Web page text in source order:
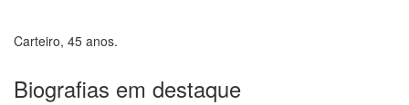
Carteiro, 45 anos.
Biografias em destaque